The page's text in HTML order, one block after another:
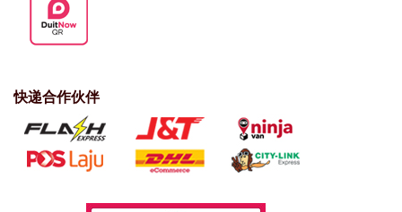
快递合作伙伴